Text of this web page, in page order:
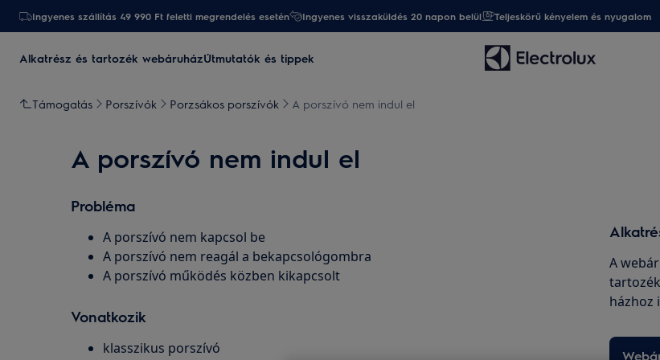
Ingyenes szállítás 49 990 Ft feletti megrendelés esetén Ingyenes visszaküldés 20 napon belül Teljeskörű kényelem és nyugalom
Alkatrész és tartozék webáruházÚtmutatók és tippek
Támogatás Porszívók Porzsákos porszívók A porszívó nem indul el
A porszívó nem indul el
Probléma
A porszívó nem kapcsol be
A porszívó nem reagál a bekapcsológombra
A porszívó működés közben kikapcsolt
Vonatkozik
klasszikus porszívó
A
házhoz